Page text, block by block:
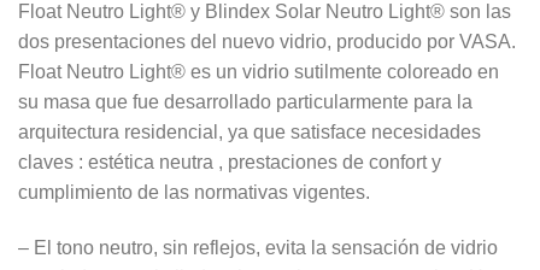
Float Neutro Light® y Blindex Solar Neutro Light® son las
dos presentaciones del nuevo vidrio, producido por VASA.
Float Neutro Light® es un vidrio sutilmente coloreado en
su masa que fue desarrollado particularmente para la
arquitectura residencial, ya que satisface necesidades
claves : estética neutra , prestaciones de confort y
cumplimiento de las normativas vigentes.
– El tono neutro, sin reflejos, evita la sensación de vidrio